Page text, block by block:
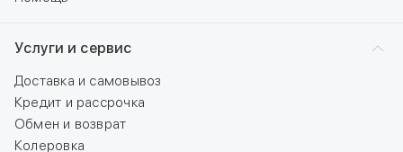
Услуги и сервис
Доставка и самовывоз
Кредит и рассрочка
Обмен и возврат
Колеровка